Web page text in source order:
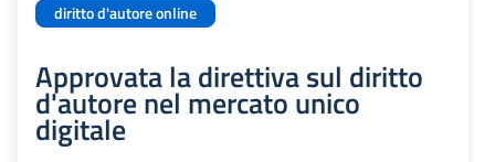
diritto d'autore online
Approvata la direttiva sul diritto
d'autore nel mercato unico
digitale